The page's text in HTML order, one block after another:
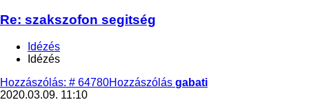
Re: szakszofon segitség
Idézés
Idézés
Hozzászólás: # 64780Hozzászólás gabati
2020.03.09. 11:10